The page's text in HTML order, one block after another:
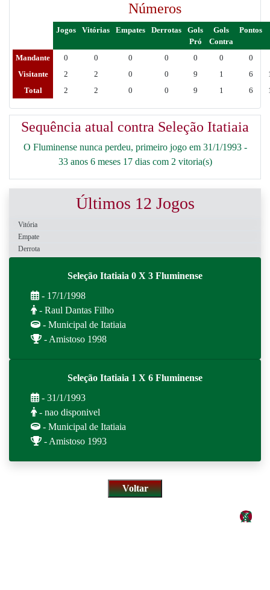
Números
Jogos Vitórias Empates Derrotas
Gols
Pró
Gols
Contra
Pontos
Mandante 0 0 0 0 0 0
0
Visitante
2 2 0 0 9 1 6
Total
2 2 0 0 9 1 6
Sequência atual contra Seleção Itatiaia
O Fluminense nunca perdeu, primeiro jogo em 31/1/1993 -
33 anos 6 meses 17 dias com 2 vitoria(s)
Últimos 12 Jogos
Vitória
Empate
Derrota
Seleção Itatiaia 0 X 3 Fluminense
- 17/1/1998
- Raul Dantas Filho
- Municipal de Itatiaia
- Amistoso 1998
Seleção Itatiaia 1 X 6 Fluminense
- 31/1/1993
- nao disponivel
- Municipal de Itatiaia
- Amistoso 1993